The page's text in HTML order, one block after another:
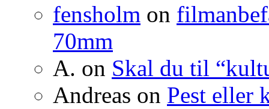
fensholm on
70mm
A. on Skal du til
Andreas on Pest eller